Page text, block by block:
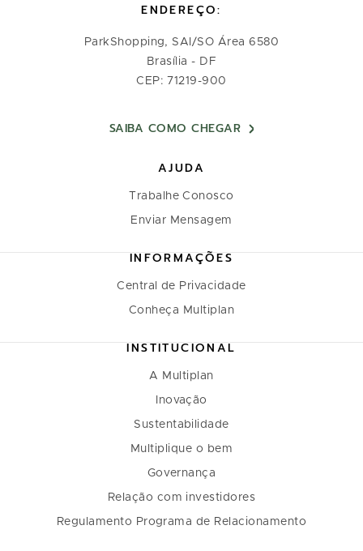
ENDEREÇO:
ParkShopping, SAI/SO Área 6580
Brasília - DF
CEP: 71219-900
SAIBA COMO CHEGAR
AJUDA
Trabalhe Conosco
Enviar Mensagem
INFORMAÇÕES
Central de Privacidade
Conheça Multiplan
INSTITUCIONAL
A Multiplan
Inovação
Sustentabilidade
Multiplique o bem
Governança
Relação com investidores
Regulamento Programa de Relacionamento